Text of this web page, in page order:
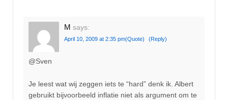
M says:
April 10, 2009 at 2:35 pm(Quote) (Reply)
@Sven
Je leest wat wij zeggen iets te “hard” denk ik. Albert
gebruikt bijvoorbeeld inflatie niet als argument om te